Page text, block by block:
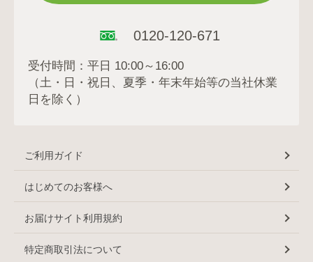
0120-120-671
受付時間：平日 10:00～16:00
（土・日・祝日、夏季・年末年始等の当社休業
日を除く）
ご利用ガイド
はじめてのお客様へ
お届けサイト利用規約
特定商取引法について